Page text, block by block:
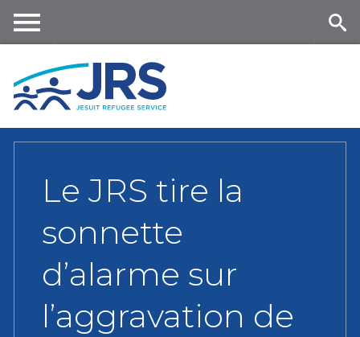
content
nu
Le JRS tire la
sonnette
d’alarme sur
l’aggravation de